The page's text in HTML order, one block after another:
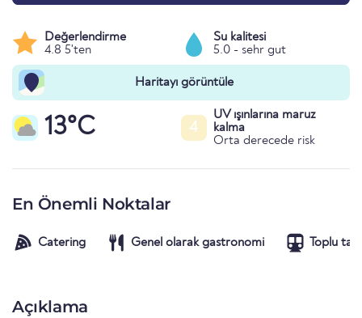
Değerlendirme
4.8 5'ten
Su kalitesi
5.0 - sehr gut
Haritayı görüntüle
13°C 4
UV ışınlarına maruz
kalma
Orta derecede risk
En Önemli Noktalar
Catering Genel olarak gastronomi Toplu
Açıklama